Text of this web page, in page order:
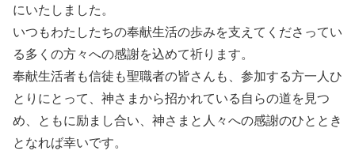
にいたしました。
いつもわたしたちの奉献生活の歩みを支えてくださってい
る多くの方々への感謝を込めて祈ります。
奉献生活者も信徒も聖職者の皆さんも、参加する方一人ひ
とりにとって、神さまから招かれている自らの道を見つ
め、ともに励まし合い、神さまと人々への感謝のひととき
となれば幸いです。